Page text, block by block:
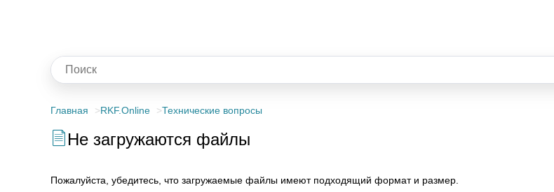
Главная RKF.Online Технические вопросы
Не загружаются файлы
Пожалуйста, убедитесь, что загружаемые файлы имеют подходящий формат и размер.